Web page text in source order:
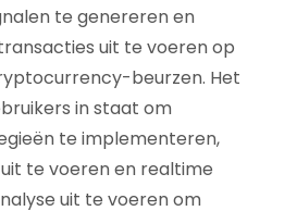
te genereren en
uit te voeren op
beurzen. Het
in staat om
te implementeren,
te voeren en realtime
uit te voeren om